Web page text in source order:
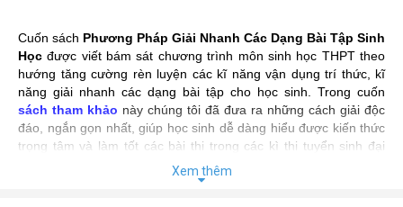
Cuốn sách Phương Pháp Giải Nhanh Các Dạng Bài Tập Sinh
Họcđược viết bám sát chương trình môn sinh học THPT theo
hướng tăng cường rèn luyện các kĩ năng vận dụng trí thức, kĩ
năng giải nhanh các dạng bài tập cho học sinh. Trong cuốn
sách tham khảo này chúng tôi đã đưa ra những cách giải độc
đáo, ngắn gọn nhất, giúp học sinh dễ dàng hiểu được kiến thức
trọng tâm và làm tốt các bài thi trong các kì thi tuyển sinh đại
Xem thêm